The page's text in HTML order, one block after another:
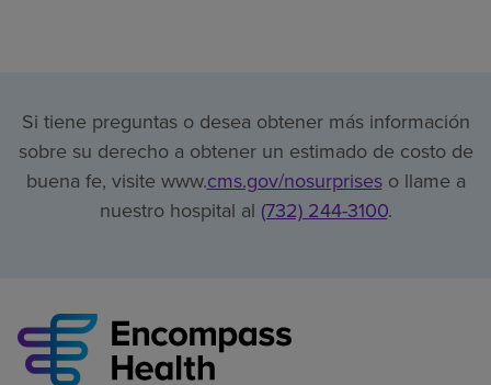
Si tiene preguntas o desea obtener más información
sobre su derecho a obtener un estimado de costo de
buena fe, visite www.cms.gov/nosurpriseso llame a
nuestro hospital al (732) 244-3100.